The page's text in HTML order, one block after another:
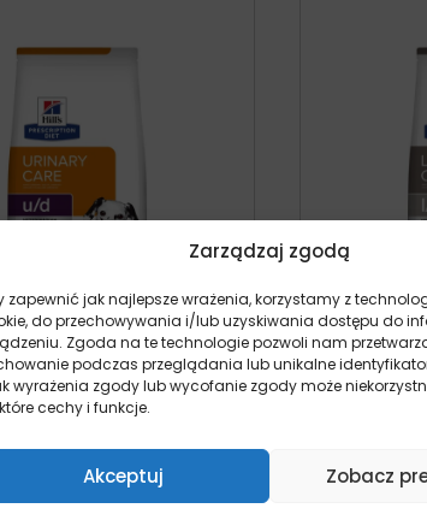
Zarządzaj zgodą
zapewnić jak najlepsze wrażenia, korzystamy z
do przechowywania i/lub uzyskiwania dostępu do
Zgoda na te technologie pozwoli nam
podczas przeglądania lub unikalne
wyrażenia zgody lub wycofanie zgody może
cechy i funkcje.
Akceptuj Zobacz
Diet U/D – sucha
karma dla psa
pies
Od:139,00zł
Wybierz opcje
Hill’s